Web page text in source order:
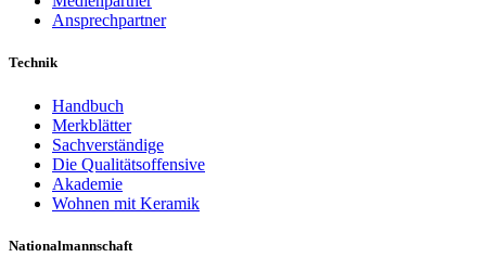
Ansprechpartner
Technik
Handbuch
Merkblätter
Sachverständige
Die Qualitätsoffensive
Akademie
Wohnen mit Keramik
Nationalmannschaft